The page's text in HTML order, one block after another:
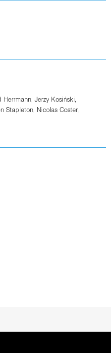
Herrmann, Jerzy Kosiński,
Stapleton, Nicolas Coster,